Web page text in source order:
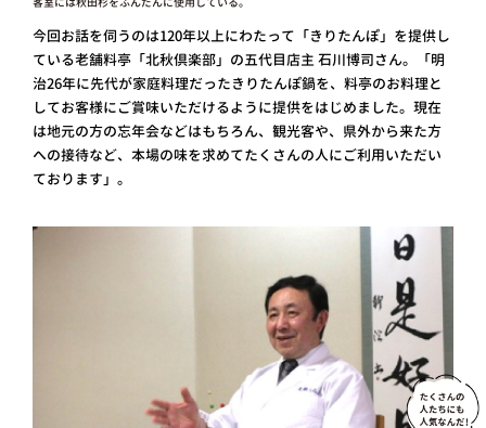
今回お話を伺うのは120年以上にわたって「きりたんぽ」を提供し
ている老舗料亭「北秋倶楽部」の五代目店主 石川博司さん。「明
治26年に先代が家庭料理だったきりたんぽ鍋を、料亭のお料理と
してお客様にご賞味いただけるように提供をはじめました。現在
は地元の方の忘年会などはもちろん、観光客や、県外から来た方
への接待など、本場の味を求めてたくさんの人にご利用いただい
ております」。